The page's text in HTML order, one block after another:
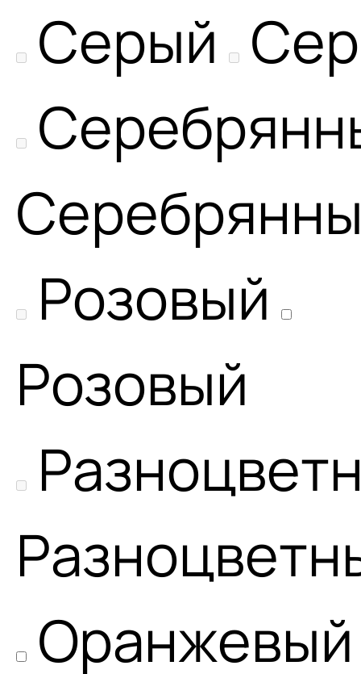
Серый
Розовый
Розовый
Оранжевый